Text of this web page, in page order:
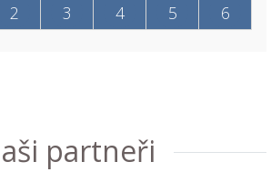
2 3 4 5 6
partneři